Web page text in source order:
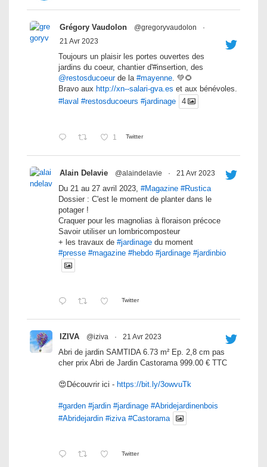
Grégory Vaudolon @gregoryvaudolon
·
21 Avr 2023
Toujours un plaisir les portes ouvertes des
jardins du coeur, chantier d'#insertion, des
@restosducoeurde la #mayenne. 💚🌻
Bravo aux http://xn--salari-gva.es et aux bénévoles.
#laval #restosducoeurs #jardinage 4
1 Twitter
Alain Delavie @alaindelavie · 21 Avr 2023
Du 21 au 27 avril 2023, #Magazine #Rustica
Dossier : C'est le moment de planter dans le
potager !
Craquer pour les magnolias à floraison précoce
Savoir utiliser un lombricomposteur
+ les travaux de #jardinage du moment
#presse #magazine #hebdo #jardinage #jardinbio
Twitter
IZIVA @iziva · 21 Avr 2023
Abri de jardin SAMTIDA 6.73 m² Ep. 2,8 cm pas
cher prix Abri de Jardin Castorama 999.00 € TTC
😍Découvrir ici - https://bit.ly/3owvuTk
#garden #jardin #jardinage #Abridejardinenbois
#Abridejardin #iziva #Castorama
Twitter